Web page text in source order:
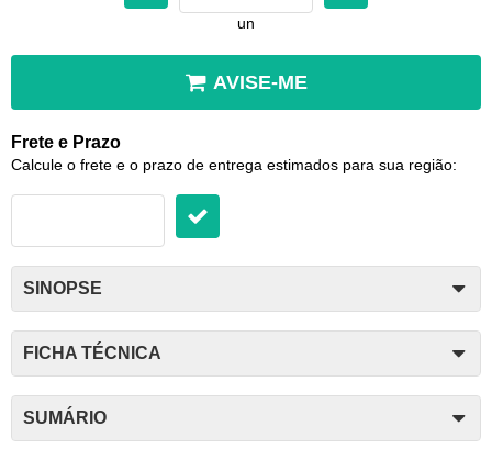
un
AVISE-ME
Frete e Prazo
Calcule o frete e o prazo de entrega estimados para sua região:
SINOPSE
FICHA TÉCNICA
SUMÁRIO